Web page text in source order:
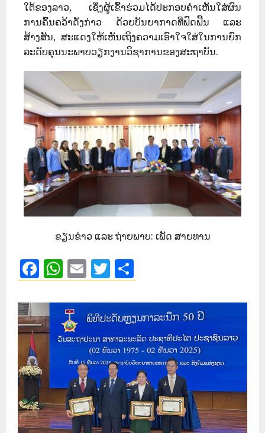
ໃຕ້ຂອງລາວ, ເຊິ່ງຜູ້ເຂົ້າຮ່ວມໄດ້ປະກອບຄໍາເຫັນໃສ່ຜົນ
ການຄົ້ນຄວ້າດັ່ງກ່າວ ດ້ວຍບັນຍາກາດທີ່ຟົດຟື້ນ ແລະ
ສ້າງສັນ, ສະແດງໃຫ້ເຫັນເຖິງຄວາມເອົາໃຈໃສ່ໃນການຍົກ
ລະດັບຄຸນນະພາບວຽກງານວິຊາການຂອງສະຖາບັນ.
ຂຽນຂ່າວ ແລະ ຖ່າຍພາບ: ເພັດ ສາຍທານ
Facebook
WhatsApp
EmailTwitter